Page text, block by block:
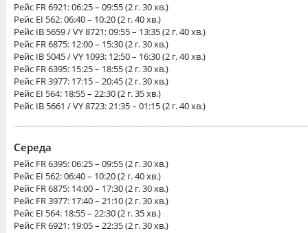
Рейс FR 6921: 06:25 – 09:55 (2 г. 30 хв.)
Рейс EI 562: 06:40 – 10:20 (2 г. 40 хв.)
Рейс IB 5659 / VY 8721: 09:55 – 13:35 (2 г. 40 хв.)
Рейс FR 6875: 12:00 – 15:30 (2 г. 30 хв.)
Рейс IB 5045 / VY 1093: 12:50 – 16:30 (2 г. 40 хв.)
Рейс FR 6395: 15:25 – 18:55 (2 г. 30 хв.)
Рейс FR 3977: 17:15 – 20:45 (2 г. 30 хв.)
Рейс EI 564: 18:55 – 22:30 (2 г. 35 хв.)
Рейс IB 5661 / VY 8723: 21:35 – 01:15 (2 г. 40 хв.)
Середа
Рейс FR 6395: 06:25 – 09:55 (2 г. 30 хв.)
Рейс EI 562: 06:40 – 10:20 (2 г. 40 хв.)
Рейс FR 6875: 14:00 – 17:30 (2 г. 30 хв.)
Рейс FR 3977: 17:40 – 21:10 (2 г. 30 хв.)
Рейс EI 564: 18:55 – 22:30 (2 г. 35 хв.)
Рейс FR 6921: 19:05 – 22:35 (2 г. 30 хв.)